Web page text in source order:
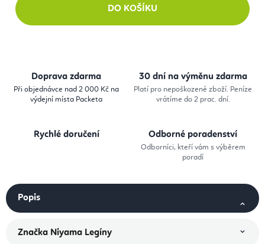
DO KOŠÍKU
Doprava zdarma
Při objednávce nad 2 000 Kč na
výdejní místa Packeta
30 dní na výměnu zdarma
Platí pro nepoškozené zboží. Peníze
vrátíme do 2 prac. dní.
Rychlé doručení Odborné poradenství
Odborníci, kteří vám s výběrem
poradí
Popis
Značka Niyama Legíny